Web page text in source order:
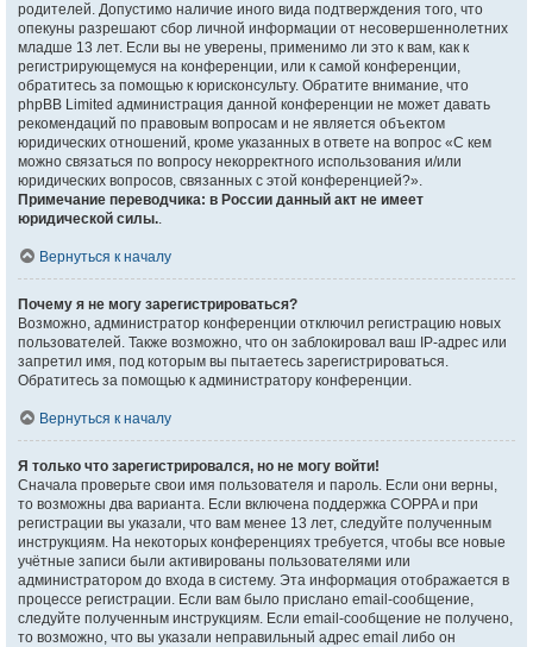
родителей. Допустимо наличие иного вида подтверждения того, что
опекуны разрешают сбор личной информации от несовершеннолетних
младше 13 лет. Если вы не уверены, применимо ли это к вам, как к
регистрирующемуся на конференции, или к самой конференции,
обратитесь за помощью к юрисконсульту. Обратите внимание, что
phpBB Limited администрация данной конференции не может давать
рекомендаций по правовым вопросам и не является объектом
юридических отношений, кроме указанных в ответе на вопрос «С кем
можно связаться по вопросу некорректного использования и/или
юридических вопросов, связанных с этой конференцией?».
Примечание переводчика: в России данный акт не имеет
юридической силы..
Вернуться к началу
Почему я не могу зарегистрироваться?
Возможно, администратор конференции отключил регистрацию новых
пользователей. Также возможно, что он заблокировал ваш IP-адрес или
запретил имя, под которым вы пытаетесь зарегистрироваться.
Обратитесь за помощью к администратору конференции.
Вернуться к началу
Я только что зарегистрировался, но не могу войти!
Сначала проверьте свои имя пользователя и пароль. Если они верны,
то возможны два варианта. Если включена поддержка COPPA и при
регистрации вы указали, что вам менее 13 лет, следуйте полученным
инструкциям. На некоторых конференциях требуется, чтобы все новые
учётные записи были активированы пользователями или
администратором до входа в систему. Эта информация отображается в
процессе регистрации. Если вам было прислано email-сообщение,
следуйте полученным инструкциям. Если email-сообщение не получено,
то возможно, что вы указали неправильный адрес email либо он